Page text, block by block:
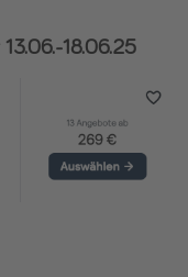
18.06.25